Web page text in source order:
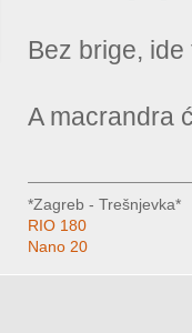
Bez brige,
A macrandra
*Zagreb - Trešnjevka*
RIO 180
Nano 20